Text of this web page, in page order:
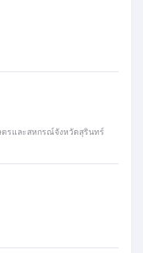
รและสหกรณ์จังหวัดสุรินทร์